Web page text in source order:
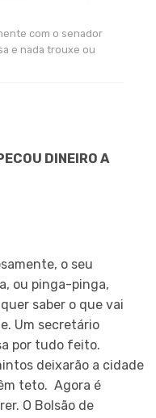
com o senador
e nada trouxe ou
DINEIRO A
o seu
ou pinga-pinga,
saber o que vai
Um secretário
por tudo feito.
deixarão a cidade
teto. Agora é
O Bolsão de